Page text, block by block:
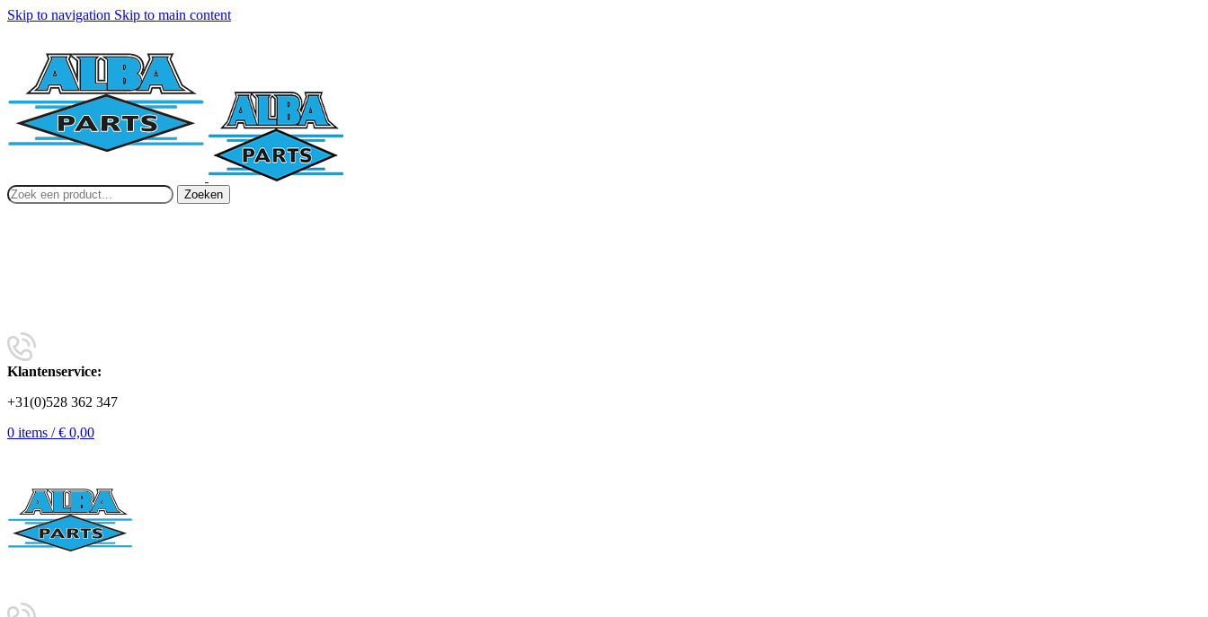
Skip to navigation Skip to main content
Zoeken
Klantenservice:
+31(0)528 362 347
0 items / € 0,00